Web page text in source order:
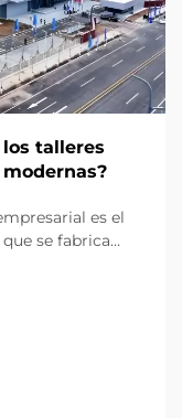
los talleres
es el
se fabrica
Este tipo
perfecta